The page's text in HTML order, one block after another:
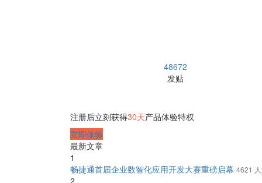
48672
发贴
注册后立刻获得30天产品体验特权
立即体验
最新文章
1
畅捷通首届企业数智化应用开发大赛重磅启幕 4621